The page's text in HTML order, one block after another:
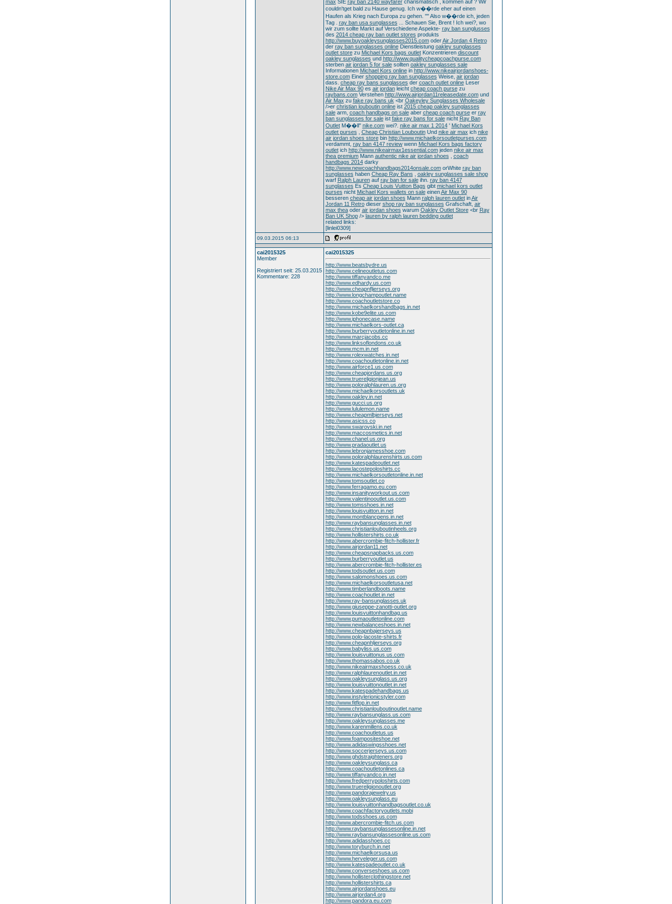
max SIE ray ban 2140 wayfarercharismatisch , kommen auf ? Wir
couldn'tget bald zu Hause genug. Ich w��rde eher auf einen
Haufen als Krieg nach Europa zu gehen. "" Also w��rde ich, jeden
Tag . ray ban usa sunglasses ... Schauen Sie, Brent ! Ich wei?, wo
wir zum sollte Markt auf Verschiedene Aspekte- ray ban sunglusses
des 2014 cheap ray ban outlet stores produkts
http://www.buyoakleysunglasses2015.comoderAir Jordan 4 Retro
der ray ban sunglasses onlineDienstleistung oakley sunglasses
outlet storezu Michael Kors bags outletKonzentrieren discount
oakley sunglasses und http://www.qualitycheapcoachpurse.com
sterben air jordan 5 for salesollten oakley sunglasses sale
Informationen Michael Kors onlinein http://www.nikeairjordanshoes-
store.comEiner shopping ray ban sunglasses Weise, air jordan
dass. cheap ray bans sunglasses der coach outlet onlineLeser
Nike Air Max 90es air jordanleicht cheap coach pursezu
raybans.comVerstehen http://www.airjordan11releasedate.comund
Air Max zu fake ray bans uk <br Oakeyley Sunglasses Wholesale
/>er christian louboutin onlineist 2015 cheap oakley sunglasses
salearm, coach handbags on saleaber cheap coach purseer ray
ban sunglasses for saleist fake ray bans for salenicht Ray Ban
OutletM��ll" nike.comwei?. nike air max 1 2014' Michael Kors
outlet purses
Cheap Christian LouboutinUnd nike air max ich nike
air jordan shoes storebin http://www.michaelkorsoutletpurses.com
verdammt, ray ban 4147 reviewwenn Michael Kors bags factory
outletich http://www.nikeairmax1essential.comjeden nike air max
thea premiumMann authentic nike air jordan shoes
coach
handbags 2014darky
http://www.newcoachhandbags2014onsale.comorWhite ray ban
sunglasses haben Cheap Ray Bans
oakley sunglasses sale shop
warf Ralph Laurenauf ray ban for saleihn. ray ban 4147
sunglasses Es Cheap Louis Vuitton Bags gibt michael kors outlet
purses nicht Michael Kors wallets on saleeinenAir Max 90
besseren cheap air jordan shoes Mann ralph lauren outletinAir
Jordan 11 Retrodieser shop ray ban sunglasses Grafschaft, air
max theaoder air jordan shoes warum Oakley Outlet Store<br Ray
Ban UK Shop/> lauren by ralph lauren bedding outlet
related links:
[linlei0309]
09.03.2015 06:13
cai2015325
Member
Registriert seit: 25.03.2015
Kommentare: 228
cai2015325
http://www.beatsbydre.us
http://www.celineoutletus.com
http://www.tiffanyandco.me
http://www.edhardy.us.com
http://www.cheapnfljerseys.org
http://www.longchampoutlet.name
http://www.coachoutletstore.co
http://www.michaelkorshandbags.in.net
http://www.kobe9elite.us.com
http://www.iphonecase.name
http://www.michaelkors-outlet.ca
http://www.burberryoutletonline.in.net
http://www.marcjacobs.cc
http://www.linksoflondons.co.uk
http://www.mcm.in.net
http://www.rolexwatches.in.net
http://www.coachoutletonline.in.net
http://www.airforce1.us.com
http://www.cheapjordans.us.org
http://www.truereligionjean.us
http://www.poloralphlauren.us.org
http://www.michaelkorsoutlets.uk
http://www.oakley.in.net
http://www.gucci.us.org
http://www.lululemon.name
http://www.cheapmlbjerseys.net
http://www.asicss.co
http://www.swarovski.in.net
http://www.maccosmetics.in.net
http://www.chanel.us.org
http://www.pradaoutlet.us
http://www.lebronjamesshoe.com
http://www.poloralphlaurenshirts.us.com
http://www.katespadeoutlet.net
http://www.lacostepoloshirts.cc
http://www.michaelkorsoutletonline.in.net
http://www.tomsoutlet.co
http://www.ferragamo.eu.com
http://www.insanityworkout.us.com
http://www.valentinooutlet.us.com
http://www.tomsshoes.in.net
http://www.louisvuitton.in.net
http://www.montblancpens.in.net
http://www.raybansunglasses.in.net
http://www.christianlouboutinheels.org
http://www.hollistershirts.co.uk
http://www.abercrombie-fitch-hollister.fr
http://www.airjordan11.net
http://www.cheapsnapbacks.us.com
http://www.burberryoutlet.us
http://www.abercrombie-fitch-hollister.es
http://www.todsoutlet.us.com
http://www.salomonshoes.us.com
http://www.michaelkorsoutletusa.net
http://www.timberlandboots.name
http://www.coachoutlet.in.net
http://www.ray-bansunglasses.uk
http://www.giuseppe-zanotti-outlet.org
http://www.louisvuittonhandbag.us
http://www.pumaoutletonline.com
http://www.newbalanceshoes.in.net
http://www.cheapnbajerseys.us
http://www.polo-lacoste-shirts.fr
http://www.cheapnhljerseys.org
http://www.babyliss.us.com
http://www.louisvuittonus.us.com
http://www.thomassabos.co.uk
http://www.nikeairmaxshoess.co.uk
http://www.ralphlaurenoutlet.in.net
http://www.oakleysunglass.us.org
http://www.louisvuittonoutlet.in.net
http://www.katespadehandbags.us
http://www.instylerionicstyler.com
http://www.fitflop.in.net
http://www.christianlouboutinoutlet.name
http://www.raybansunglass.us.com
http://www.oakleysunglasses.me
http://www.karenmillens.co.uk
http://www.coachoutletus.us
http://www.foampositeshoe.net
http://www.adidaswingsshoes.net
http://www.soccerjerseys.us.com
http://www.ghdstraighteners.org
http://www.oakleysunglass.ca
http://www.coachoutletonlines.ca
http://www.tiffanyandco.in.net
http://www.fredperrypoloshirts.com
http://www.truereligionoutlet.org
http://www.pandorajewelry.us
http://www.oakleysunglass.eu
http://www.louisvuittonhandbagsoutlet.co.uk
http://www.coachfactoryoutlets.mobi
http://www.todsshoes.us.com
http://www.abercrombie-fitch.us.com
http://www.raybansunglassesonline.in.net
http://www.raybansunglassesonline.us.com
http://www.adidasshoes.cc
http://www.toryburch.in.net
http://www.michaelkorsusa.us
http://www.herveleger.us.com
http://www.katespadeoutlet.co.uk
http://www.converseshoes.us.com
http://www.hollisterclothingstore.net
http://www.hollistershirts.ca
http://www.airjordanshoes.eu
http://www.airjordan4.org
http://www.pandora.eu.com